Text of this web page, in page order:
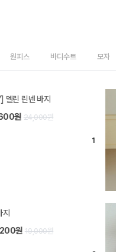
원피스 바디수트 모자
델린 린넨 바지
원 24,000원
지
원 19,000원